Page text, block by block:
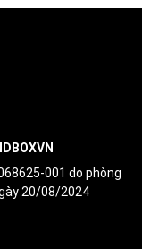
001 do phòng
20/08/2024